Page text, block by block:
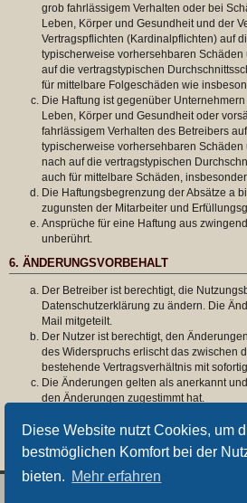
Diese Website nutzt Cookies, um
bestmöglichen Komfort bei der
bieten. Mehr erfahren
grob fahrlässigem Verhalten oder bei
Leben, Körper und Gesundheit und der
Vertragspflichten (Kardinalpflichten) auf
typischerweise vorhersehbaren
auf die vertragstypischen
für mittelbare Folgeschäden wie
Die Haftung ist gegenüber
Leben, Körper und Gesundheit oder
fahrlässigem Verhalten des Betreibers
typischerweise vorhersehbaren
nach auf die vertragstypischen
auch für mittelbare Schäden,
Die Haftungsbegrenzung der Absätze a
zugunsten der Mitarbeiter und
Ansprüche für eine Haftung aus
unberührt.
6. ÄNDERUNGSVORBEHALT
Der Betreiber ist berechtigt, die
Datenschutzerklärung zu ändern. Die
Mail mitgeteilt.
Der Nutzer ist berechtigt, den
des Widerspruchs erlischt das zwischen
bestehende Vertragsverhältnis mit
Die Änderungen gelten als anerkannt
den Änderungen zugestimmt hat.
Informationen über den Umgang mit
sind in der Datenschutzerklärung